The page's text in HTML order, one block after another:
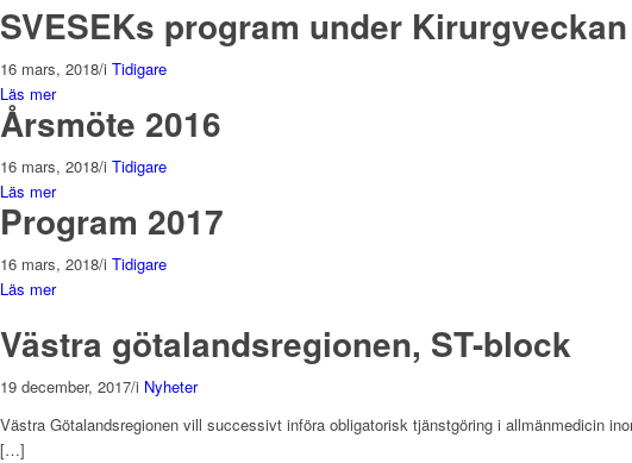
SVESEKs program under
16 mars, 2018/i Tidigare
Läs mer
Årsmöte 2016
16 mars, 2018/i Tidigare
Läs mer
Program 2017
16 mars, 2018/i Tidigare
Läs mer
Västra götalandsregionen, ST-block
19 december, 2017/i Nyheter
Västra Götalandsregionen vill successivt införa obligatorisk tjänstgöring i allmänmedicin
[…]